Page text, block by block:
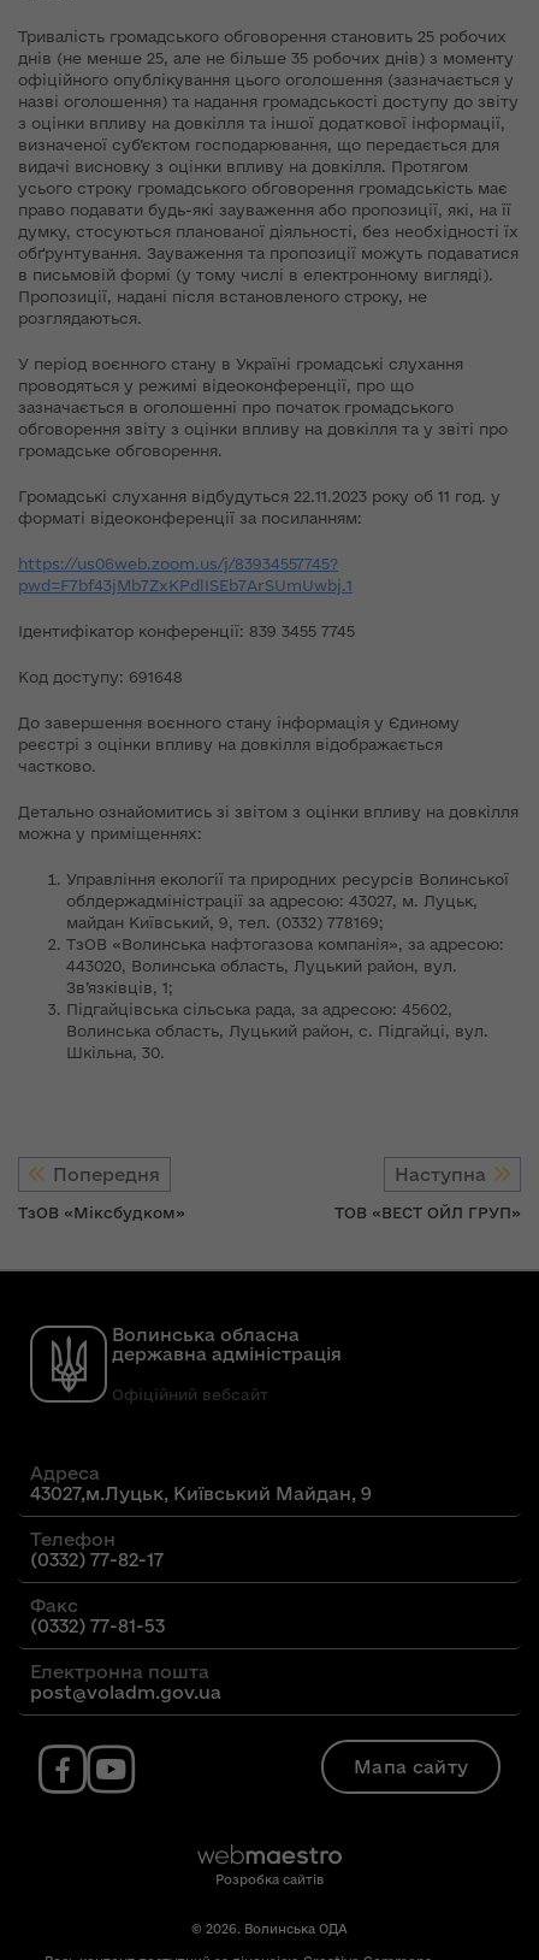
Тривалість громадського обговорення становить 25 робочих
днів (не менше 25, але не більше 35 робочих днів) з моменту
офіційного опублікування цього оголошення (зазначається у
назві оголошення) та надання громадськості доступу до звіту
з оцінки впливу на довкілля та іншої додаткової інформації,
визначеної суб’єктом господарювання, що передається для
видачі висновку з оцінки впливу на довкілля. Протягом
усього строку громадського обговорення громадськість має
право подавати будь-які зауваження або пропозиції, які, на її
думку, стосуються планованої діяльності, без необхідності їх
обґрунтування. Зауваження та пропозиції можуть подаватися
в письмовій формі (у тому числі в електронному вигляді).
Пропозиції, надані після встановленого строку, не
розглядаються.
У період воєнного стану в Україні громадські слухання
проводяться у режимі відеоконференції, про що
зазначається в оголошенні про початок громадського
обговорення звіту з оцінки впливу на довкілля та у звіті про
громадське обговорення.
Громадські слухання відбудуться 22.11.2023 року об 11 год. у
форматі відеоконференції за посиланням:
https://us06web.zoom.us/j/83934557745?
pwd=F7bf43jMb7ZxKPdlISEb7ArSUmUwbj.1
Ідентифікатор конференції: 839 3455 7745
Код доступу: 691648
До завершення воєнного стану інформація у Єдиному
реєстрі з оцінки впливу на довкілля відображається
частково.
Детально ознайомитись зі звітом з оцінки впливу на довкілля
можна у приміщеннях:
Управління екології та природних ресурсів Волинської
облдержадміністрації за адресою: 43027, м. Луцьк,
майдан Київський, 9, тел. (0332) 778169;
ТзОВ «Волинська нафтогазова компанія», за адресою:
443020, Волинська область, Луцький район, вул.
Зв’язківців, 1;
Підгайцівська сільська рада, за адресою: 45602,
Волинська область, Луцький район, с. Підгайці, вул.
Шкільна, 30.
Попередня
ТзОВ «Міксбудком»
Наступна
ТОВ «ВЕСТ ОЙЛ ГРУП»
Волинська обласна
державна адміністрація
Офіційний вебсайт
Адреса
43027,м.Луцьк, Київський Майдан, 9
Телефон
(0332) 77-82-17
Факс
(0332) 77-81-53
Електронна пошта
post@voladm.gov.ua
Мапа сайту
Розробка сайтів
© 2026. Волинська ОДА